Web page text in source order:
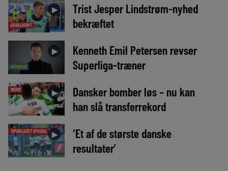
EKSKLUSIVT
►
Trist Jesper Lindstrøm-nyhed
bekræftet
NYHEDER
►
Kenneth Emil Petersen revser
Superliga-træner
MEDIE ►
Dansker bomber løs – nu kan
han slå transferrekord
TIPSBLADET SPECIAL ►
‘Et af de største danske
resultater’